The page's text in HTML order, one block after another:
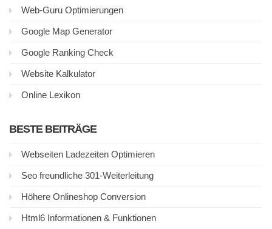
Web-Guru Optimierungen
Google Map Generator
Google Ranking Check
Website Kalkulator
Online Lexikon
BESTE BEITRÄGE
Webseiten Ladezeiten Optimieren
Seo freundliche 301-Weiterleitung
Höhere Onlineshop Conversion
Html6 Informationen & Funktionen